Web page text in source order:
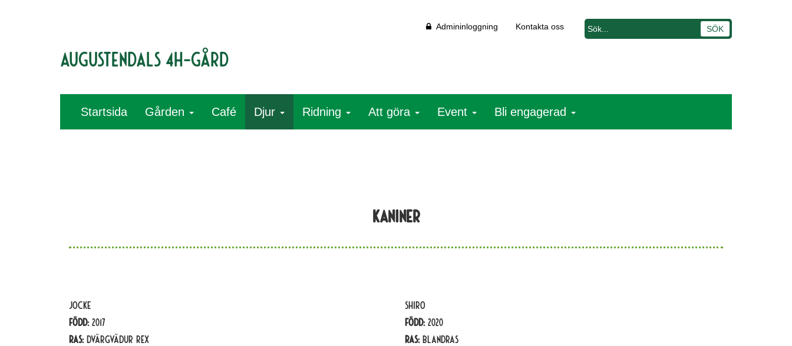
Augustendals 4H-gård
Admininloggning Kontakta oss
Startsida Gården Café Djur Ridning Att göra Event Bli engagerad
Kaniner
Jocke
Född:2017
Ras:Dvärgvädur rex
Shiro
Född:2020
Ras:Blandras